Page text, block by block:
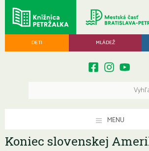
DETI MLÁDEŽ
MENU
Koniec slovenskej